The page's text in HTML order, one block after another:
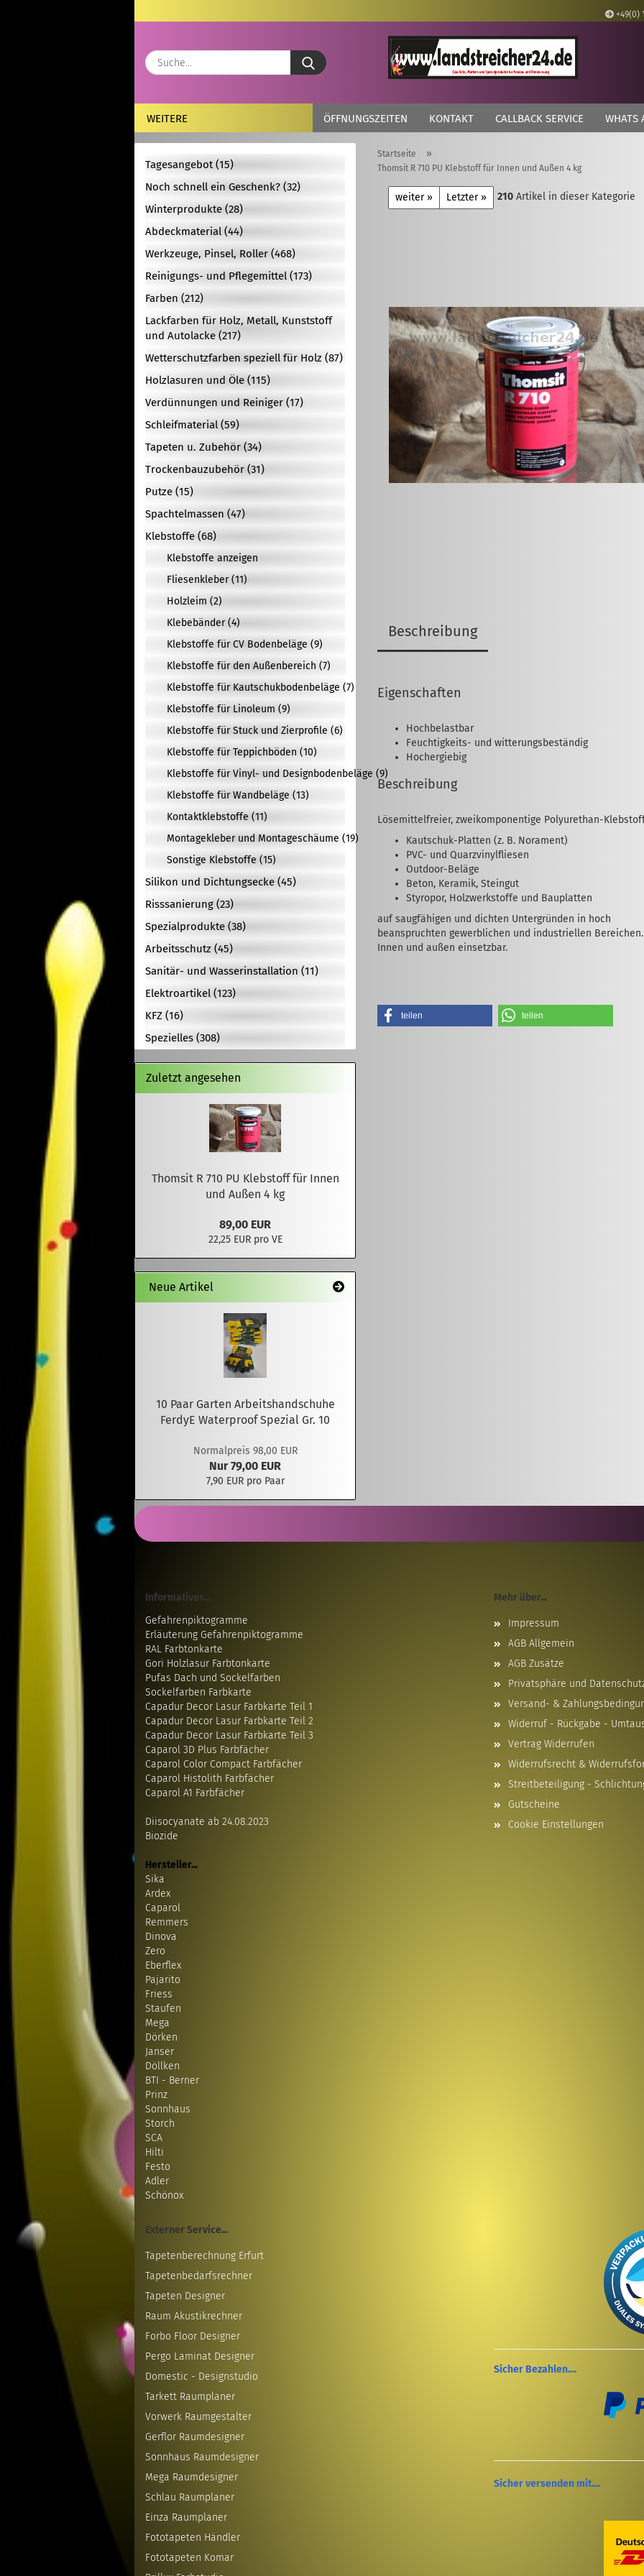
+49(0)
Lieferland
Suche...
ÖFFNUNGSZEITEN KONTAKT CALLBACK SERVICE WHATS
WEITERE
Startseite »
Thomsit R 710 PU Klebstoff für Innen und Außen 4 kg
weiter » Letzter » 210 Artikel in dieser Kategorie
Beschreibung
Eigenschaften
Hochbelastbar
Feuchtigkeits- und witterungsbeständig
Hochergiebig
Beschreibung
Lösemittelfreier, zweikomponentige Polyurethan-
Kautschuk-Platten (z. B. Norament)
PVC- und Quarzvinylfliesen
Outdoor-Beläge
Beton, Keramik, Steingut
Styropor, Holzwerkstoffe und Bauplatten
auf saugfähigen und dichten Untergründen in hoch
beanspruchten gewerblichen und industriellen Bereichen.
Innen und außen einsetzbar.
teilen teilen
Tagesangebot (15)
Noch schnell ein Geschenk? (32)
Winterprodukte (28)
Abdeckmaterial (44)
Werkzeuge, Pinsel, Roller (468)
Reinigungs- und Pflegemittel (173)
Farben (212)
Lackfarben für Holz, Metall, Kunststoff
und Autolacke (217)
Wetterschutzfarben speziell für Holz (87)
Holzlasuren und Öle (115)
Verdünnungen und Reiniger (17)
Schleifmaterial (59)
Tapeten u. Zubehör (34)
Trockenbauzubehör (31)
Putze (15)
Spachtelmassen (47)
Klebstoffe (68)
Klebstoffe anzeigen
Fliesenkleber (11)
Holzleim (2)
Klebebänder (4)
Klebstoffe für CV Bodenbeläge (9)
Klebstoffe für den Außenbereich (7)
Klebstoffe für Kautschukbodenbeläge (7)
Klebstoffe für Linoleum (9)
Klebstoffe für Stuck und Zierprofile (6)
Klebstoffe für Teppichböden (10)
Klebstoffe für Vinyl- und Designbodenbeläge (9)
Klebstoffe für Wandbeläge (13)
Kontaktklebstoffe (11)
Montagekleber und Montageschäume (19)
Sonstige Klebstoffe (15)
Silikon und Dichtungsecke (45)
Risssanierung (23)
Spezialprodukte (38)
Arbeitsschutz (45)
Sanitär- und Wasserinstallation (11)
Elektroartikel (123)
KFZ (16)
Spezielles (308)
Zuletzt angesehen
Thomsit R 710 PU Klebstoff für Innen
und Außen 4 kg
89,00 EUR
22,25 EUR pro VE
Neue Artikel
10 Paar Garten Arbeitshandschuhe
FerdyE Waterproof Spezial Gr. 10
Normalpreis 98,00 EUR
Nur 79,00 EUR
7,90 EUR pro Paar
Informatives...
Gefahrenpiktogramme
Erläuterung Gefahrenpiktogramme
RAL Farbtonkarte
Gori Holzlasur Farbtonkarte
Pufas Dach und Sockelfarben
Sockelfarben Farbkarte
Capadur Decor Lasur Farbkarte Teil 1
Capadur Decor Lasur Farbkarte Teil 2
Capadur Decor Lasur Farbkarte Teil 3
Caparol 3D Plus Farbfächer
Caparol Color Compact Farbfächer
Caparol Histolith Farbfächer
Caparol A1 Farbfächer
Diisocyanate ab 24.08.2023
Biozide
Hersteller...
Sika
Ardex
Caparol
Remmers
Dinova
Zero
Eberflex
Pajarito
Friess
Staufen
Mega
Dörken
Janser
Döllken
BTI - Berner
Prinz
Sonnhaus
Storch
SCA
Hilti
Festo
Adler
Schönox
Mehr über...
Impressum
AGB Allgemein
AGB Zusätze
Privatsphäre und
Versand- &
Widerruf - Rückgabe -
Vertrag Widerrufen
Widerrufsrecht &
Streitbeteiligung -
Gutscheine
Cookie Einstellungen
Externer Service...
Tapetenberechnung Erfurt
Tapetenbedarfsrechner
Tapeten Designer
Raum Akustikrechner
Forbo Floor Designer
Pergo Laminat Designer
Domestic - Designstudio
Tarkett Raumplaner
Vorwerk Raumgestalter
Gerflor Raumdesigner
Sonnhaus Raumdesigner
Mega Raumdesigner
Schlau Raumplaner
Einza Raumplaner
Fototapeten Händler
Fototapeten Komar
Sicher Bezahlen....
Sicher versenden mit....